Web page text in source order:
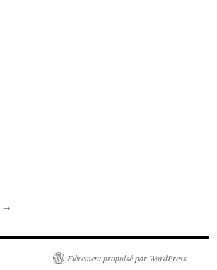
→
Fièrement propulsé par WordPress